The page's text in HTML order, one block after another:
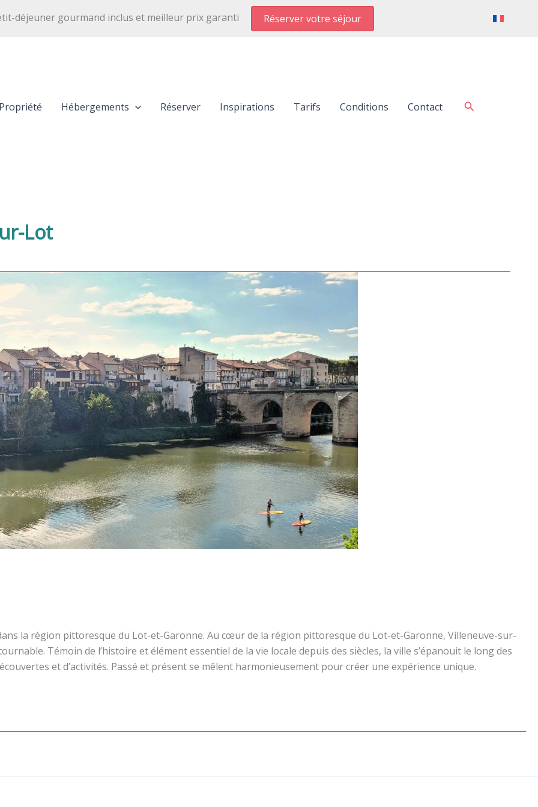
déjeuner gourmand inclus et meilleur prix garanti Réserver votre séjour
Hébergements Réserver Inspirations Tarifs Conditions Contact Rechercher
Lot
la région pittoresque du Lot-et-Garonne. Au cœur de la région pittoresque du Lot-et-Garonne, Villeneuve-sur-
Témoin de l’histoire et élément essentiel de la vie locale depuis des siècles, la ville s’épanouit le long des
et d’activités. Passé et présent se mêlent harmonieusement pour créer une expérience unique.